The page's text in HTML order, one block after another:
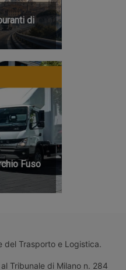
di
Fuso
del Trasporto e Logistica.
Tribunale di Milano n. 284